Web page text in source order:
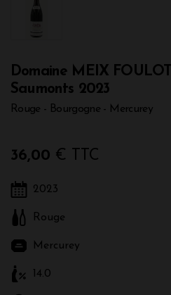
Domaine MEIX
Saumonts 2023
Rouge - Bourgogne - Mercurey
36,00 € TTC
2023
Rouge
Mercurey
14.0